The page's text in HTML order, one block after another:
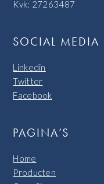
Kvk: 27263487
SOCIAL MEDIA
Linkedin
Twitter
Facebook
PAGINA’S
Home
Producten